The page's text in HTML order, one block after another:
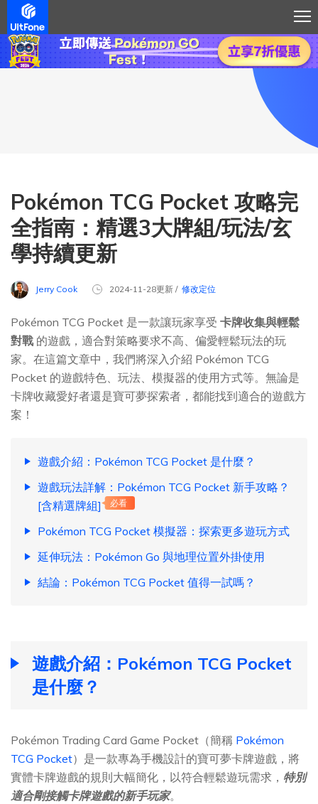
Pokémon TCG Pocket 攻略完
全指南：精選3大牌組/玩法/玄
學持續更新
Jerry Cook 2024-11-28更新 / 修改定位
Pokémon TCG Pocket 是一款讓玩家享受 卡牌收集與輕鬆
對戰 的遊戲，適合對策略要求不高、偏愛輕鬆玩法的玩
家。在這篇文章中，我們將深入介紹 Pokémon TCG
Pocket 的遊戲特色、玩法、模擬器的使用方式等。無論是
卡牌收藏愛好者還是寶可夢探索者，都能找到適合的遊戲方
案！
遊戲介紹：Pokémon TCG Pocket 是什麼？
遊戲玩法詳解：Pokémon TCG Pocket 新手攻略？
[含精選牌組]
必看
Pokémon TCG Pocket 模擬器：探索更多遊玩方式
延伸玩法：Pokémon Go 與地理位置外掛使用
結論：Pokémon TCG Pocket 值得一試嗎？
遊戲介紹：Pokémon TCG Pocket
是什麼？
Pokémon Trading Card Game Pocket（簡稱 Pokémon
TCG Pocket）是一款專為手機設計的寶可夢卡牌遊戲，將
實體卡牌遊戲的規則大幅簡化，以符合輕鬆遊玩需求， 特別
適合剛接觸卡牌遊戲的新手玩家。